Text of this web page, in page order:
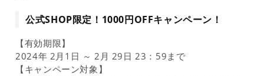
公式SHOP限定！1000円OFFキャンペーン！
【有効期限】
2024年 2月1日 ～ 2月 29日 23：59まで
【キャンペーン対象】